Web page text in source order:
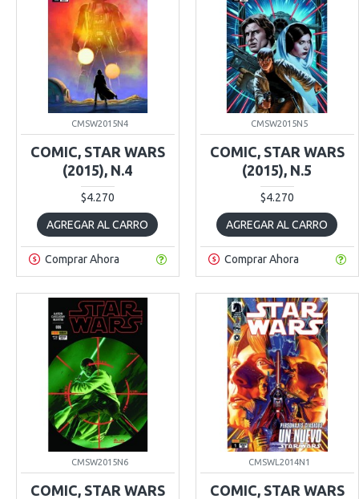
CMSW2015N4
COMIC, STAR WARS
(2015), N.4
$4.270
AGREGAR AL CARRO
Comprar Ahora
CMSW2015N5
COMIC, STAR WARS
(2015), N.5
$4.270
AGREGAR AL CARRO
Comprar Ahora
CMSW2015N6
COMIC, STAR WARS
CMSWL2014N1
COMIC, STAR WARS